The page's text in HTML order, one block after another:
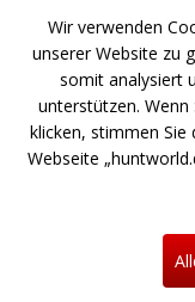
Angeln
Jagd- und
Über uns
Informationen
Wir verwenden
unserer Website zu
somit analysiert
unterstützen. Wenn
klicken, stimmen Sie
Webseite